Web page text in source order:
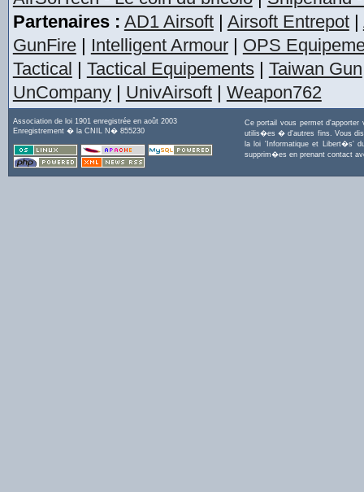
Partenaires : AD1 Airsoft| Airsoft Entrepot|
GunFire| Intelligent Armour| OPS
Tactical | Tactical Equipements| Taiwan Gun
UnCompany| UnivAirsoft| Weapon762
Association de loi 1901 enregistrée en août 2003
Enregistrement � la CNIL N� 855230
Ce portail vous permet
utilis�es � d'autres fins. Vous
la loi 'Informatique et Libert�s'
supprim�es en prenant contact